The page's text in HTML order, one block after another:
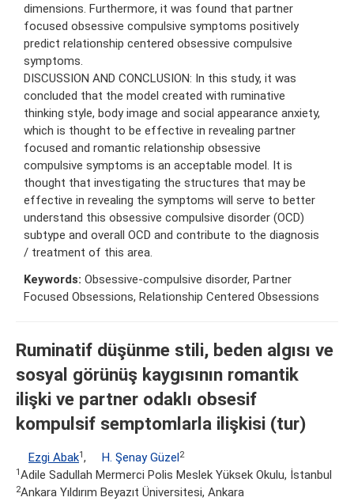
dimensions. Furthermore, it was found that partner
focused obsessive compulsive symptoms positively
predict relationship centered obsessive compulsive
symptoms.
DISCUSSION AND CONCLUSION: In this study, it was
concluded that the model created with ruminative
thinking style, body image and social appearance anxiety,
which is thought to be effective in revealing partner
focused and romantic relationship obsessive
compulsive symptoms is an acceptable model. It is
thought that investigating the structures that may be
effective in revealing the symptoms will serve to better
understand this obsessive compulsive disorder (OCD)
subtype and overall OCD and contribute to the diagnosis
/ treatment of this area.
Keywords: Obsessive-compulsive disorder, Partner
Focused Obsessions, Relationship Centered Obsessions
Ruminatif düşünme stili, beden algısı ve
sosyal görünüş kaygısının romantik
ilişki ve partner odaklı obsesif
kompulsif semptomlarla ilişkisi (tur)
Ezgi Abak1, H. Şenay Güzel2
1Adile Sadullah Mermerci Polis Meslek Yüksek Okulu, İstanbul
2Ankara Yıldırım Beyazıt Üniversitesi, Ankara